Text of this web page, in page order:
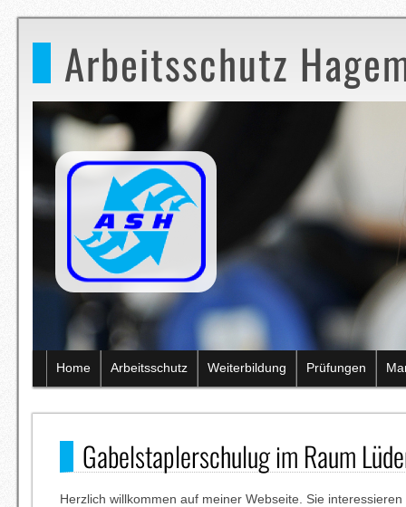
Arbeitsschutz
Home Arbeitsschutz Weiterbildung Prüfungen
Gabelstaplerschulug im Raum
Herzlich willkommen auf meiner Webseite. Sie interessieren